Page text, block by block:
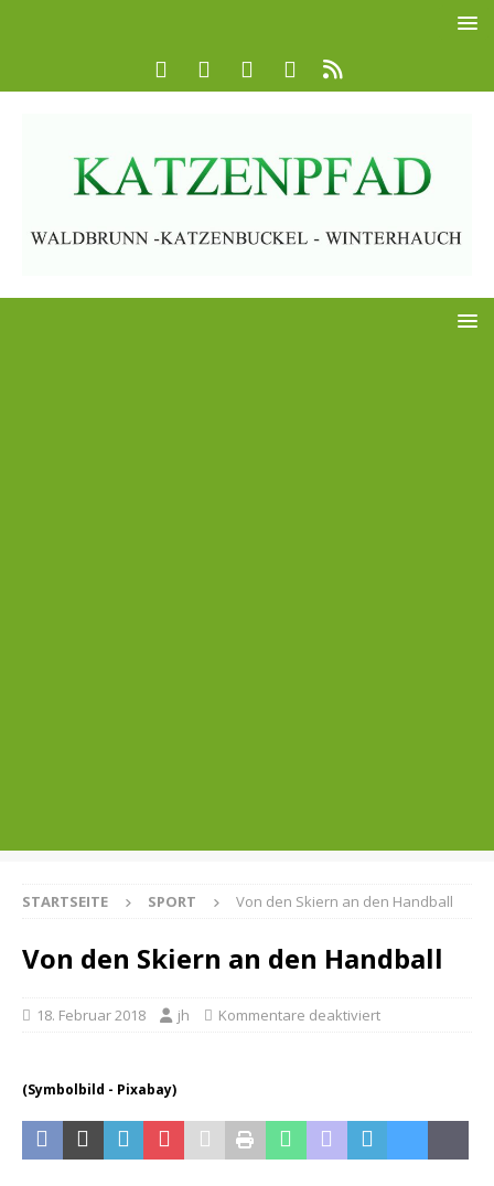
STARTSEITE SPORT Von den Skiern an den Handball
Von den Skiern an den Handball
18. Februar 2018 jh Kommentare deaktiviert
(Symbolbild - Pixabay)